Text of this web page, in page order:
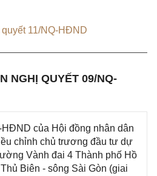
quyết 11/NQ-HĐND
NGHỊ QUYẾT 09/NQ-
HĐND của Hội đồng nhân dân
chỉnh chủ trương đầu tư dự
Vành đai 4 Thành phố Hồ
Biên - sông Sài Gòn (giai